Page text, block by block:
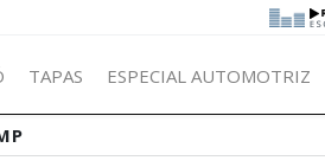
TAPAS ESPECIAL AUTOMOTRIZ